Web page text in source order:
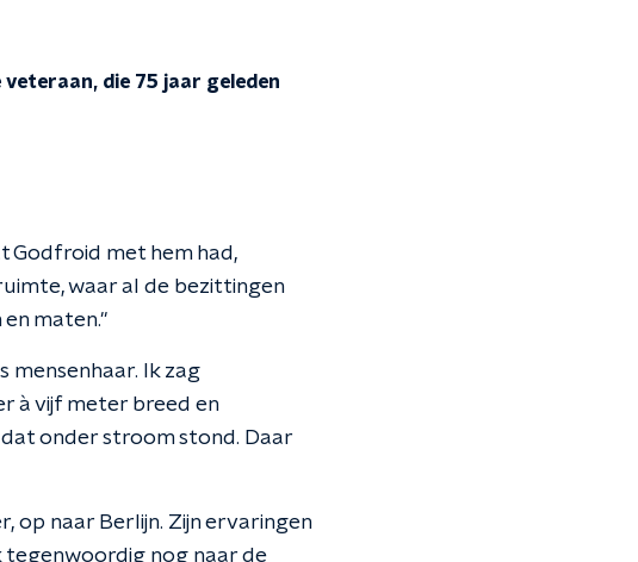
die 75 jaar geleden
Godfroid met hem had,
waar al de bezittingen
maten."
mensenhaar. Ik zag
à vijf meter breed en
onder stroom stond. Daar
op naar Berlijn. Zijn ervaringen
tegenwoordig nog naar de